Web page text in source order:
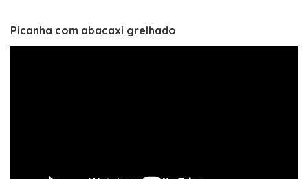
Picanha com abacaxi grelhado